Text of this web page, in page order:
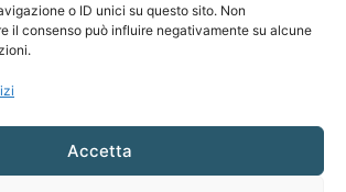
o ID unici su questo sito. Non
il consenso può influire negativamente su alcune
Accetta
coelumastro@coelum.com